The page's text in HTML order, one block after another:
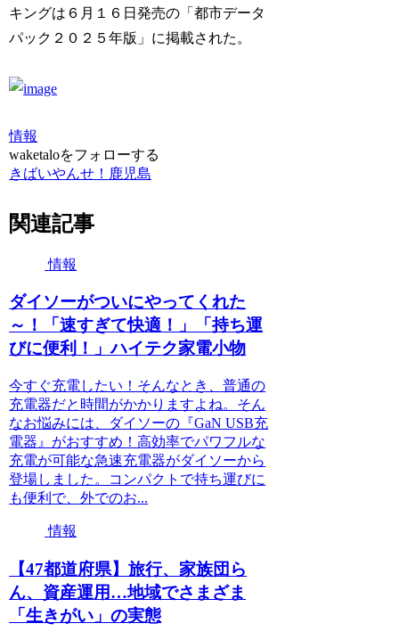
キングは６月１６日発売の「都市データ
パック２０２５年版」に掲載された。
情報
waketaloをフォローする
きばいやんせ！鹿児島
関連記事
情報
ダイソーがついにやってくれた
～！「速すぎて快適！」「持ち運
びに便利！」ハイテク家電小物
今すぐ充電したい！そんなとき、普通の
充電器だと時間がかかりますよね。そん
なお悩みには、ダイソーの『GaN USB充
電器』がおすすめ！高効率でパワフルな
充電が可能な急速充電器がダイソーから
登場しました。コンパクトで持ち運びに
も便利で、外でのお...
情報
【47都道府県】旅行、家族団ら
ん、資産運用…地域でさまざま
「生きがい」の実態